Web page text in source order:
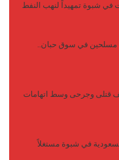
في شبوة تمهيداً لنهب النفط
مسلحين في سوق حبان..
قتلى وجرحى وسط اتهامات
في شبوة مستغلاً